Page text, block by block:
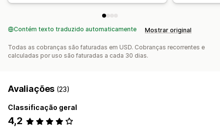
Contém texto traduzido automaticamente Mostrar original
Todas as cobranças são faturadas em USD. Cobranças recorrentes e
calculadas por uso são faturadas a cada 30 dias.
Avaliações (23)
Classificação geral
4,2